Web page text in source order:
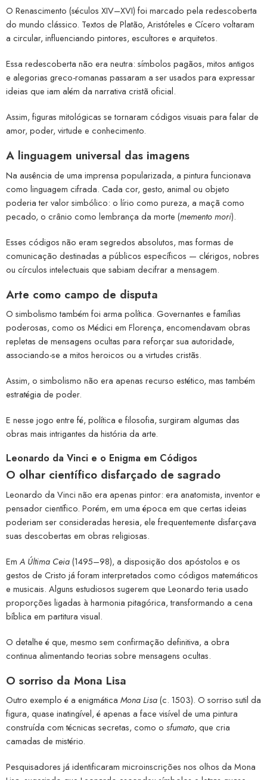
O Renascimento (séculos XIV–XVI) foi marcado pela redescoberta
do mundo clássico. Textos de Platão, Aristóteles e Cícero voltaram
a circular, influenciando pintores, escultores e arquitetos.
Essa redescoberta não era neutra: símbolos pagãos, mitos antigos
e alegorias greco-romanas passaram a ser usados para expressar
ideias que iam além da narrativa cristã oficial.
Assim, figuras mitológicas se tornaram códigos visuais para falar de
amor, poder, virtude e conhecimento.
A linguagem universal das imagens
Na ausência de uma imprensa popularizada, a pintura funcionava
como linguagem cifrada. Cada cor, gesto, animal ou objeto
poderia ter valor simbólico: o lírio como pureza, a maçã como
pecado, o crânio como lembrança da morte (memento mori).
Esses códigos não eram segredos absolutos, mas formas de
comunicação destinadas a públicos específicos — clérigos, nobres
ou círculos intelectuais que sabiam decifrar a mensagem.
Arte como campo de disputa
O simbolismo também foi arma política. Governantes e famílias
poderosas, como os Médici em Florença, encomendavam obras
repletas de mensagens ocultas para reforçar sua autoridade,
associando-se a mitos heroicos ou a virtudes cristãs.
Assim, o simbolismo não era apenas recurso estético, mas também
estratégia de poder.
E nesse jogo entre fé, política e filosofia, surgiram algumas das
obras mais intrigantes da história da arte.
Leonardo da Vinci e o Enigma em Códigos
O olhar científico disfarçado de sagrado
Leonardo da Vinci não era apenas pintor: era anatomista, inventor e
pensador científico. Porém, em uma época em que certas ideias
poderiam ser consideradas heresia, ele frequentemente disfarçava
suas descobertas em obras religiosas.
Em A Última Ceia(1495–98), a disposição dos apóstolos e os
gestos de Cristo já foram interpretados como códigos matemáticos
e musicais. Alguns estudiosos sugerem que Leonardo teria usado
proporções ligadas à harmonia pitagórica, transformando a cena
bíblica em partitura visual.
O detalhe é que, mesmo sem confirmação definitiva, a obra
continua alimentando teorias sobre mensagens ocultas.
O sorriso da Mona Lisa
Outro exemplo é a enigmática Mona Lisa(c. 1503). O sorriso sutil da
figura, quase inatingível, é apenas a face visível de uma pintura
construída com técnicas secretas, como o sfumato, que cria
camadas de mistério.
Pesquisadores já identificaram microinscrições nos olhos da Mona